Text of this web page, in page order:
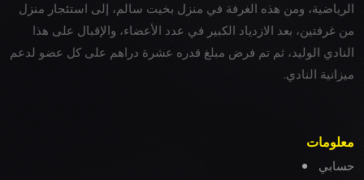
الرياضية، ومن هذه الغرفة في منزل بخيت سالم، إلى استئجار منزل
من غرفتين، بعد الازدياد الكبير في عدد الأعضاء، والإقبال على هذا
النادي الوليد، ثم تم فرض مبلغ قدره عشرة دراهم على كل عضو لدعم
ميزانية النادي.
معلومات
حسابي